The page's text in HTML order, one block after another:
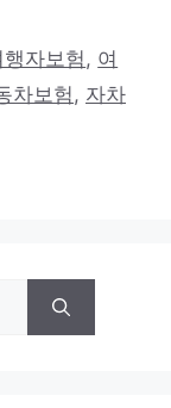
행자보험, 여
차보험, 자차